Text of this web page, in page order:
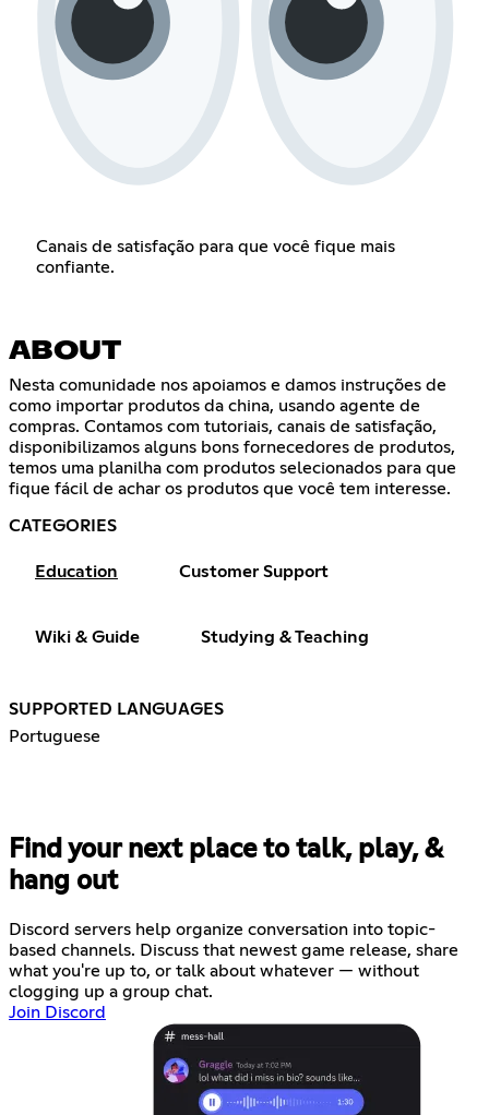
Canais de satisfação para que você fique mais
confiante.
ABOUT
Nesta comunidade nos apoiamos e damos instruções de
como importar produtos da china, usando agente de
compras. Contamos com tutoriais, canais de satisfação,
disponibilizamos alguns bons fornecedores de produtos,
temos uma planilha com produtos selecionados para que
fique fácil de achar os produtos que você tem interesse.
CATEGORIES
Education Customer Support
Wiki & Guide Studying & Teaching
SUPPORTED LANGUAGES
Portuguese
Find your next place to talk, play, &
hang out
Discord servers help organize conversation into topic-
based channels. Discuss that newest game release, share
what you're up to, or talk about whatever — without
clogging up a group chat.
Join Discord